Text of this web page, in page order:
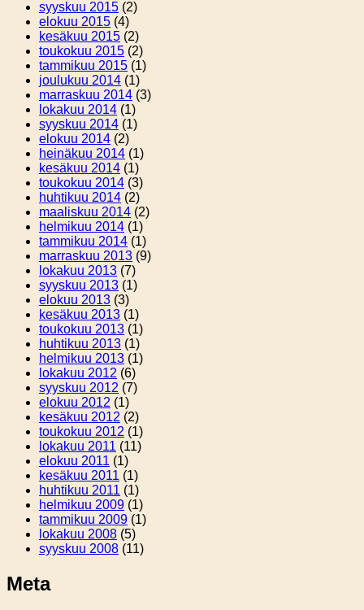
syyskuu 2015 (2)
elokuu 2015 (4)
kesäkuu 2015 (2)
toukokuu 2015 (2)
tammikuu 2015 (1)
joulukuu 2014 (1)
marraskuu 2014 (3)
lokakuu 2014 (1)
syyskuu 2014 (1)
elokuu 2014 (2)
heinäkuu 2014 (1)
kesäkuu 2014 (1)
toukokuu 2014 (3)
huhtikuu 2014 (2)
maaliskuu 2014 (2)
helmikuu 2014 (1)
tammikuu 2014 (1)
marraskuu 2013 (9)
lokakuu 2013 (7)
syyskuu 2013 (1)
elokuu 2013 (3)
kesäkuu 2013 (1)
toukokuu 2013 (1)
huhtikuu 2013 (1)
helmikuu 2013 (1)
lokakuu 2012 (6)
syyskuu 2012 (7)
elokuu 2012 (1)
kesäkuu 2012 (2)
toukokuu 2012 (1)
lokakuu 2011 (11)
elokuu 2011 (1)
kesäkuu 2011 (1)
huhtikuu 2011 (1)
helmikuu 2009 (1)
tammikuu 2009 (1)
lokakuu 2008 (5)
syyskuu 2008 (11)
Meta